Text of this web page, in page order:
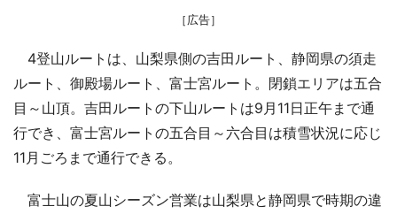
［広告］
4登山ルートは、山梨県側の吉田ルート、静岡県の須走
ルート、御殿場ルート、富士宮ルート。閉鎖エリアは五合
目～山頂。吉田ルートの下山ルートは9月11日正午まで通
行でき、富士宮ルートの五合目～六合目は積雪状況に応じ
11月ごろまで通行できる。
富士山の夏山シーズン営業は山梨県と静岡県で時期の違